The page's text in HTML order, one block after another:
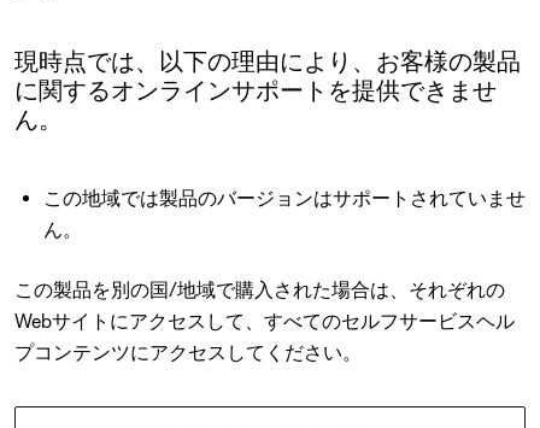
現時点では、以下の理由により、お客様の製品
に関するオンラインサポートを提供できませ
ん。
この地域では製品のバージョンはサポートされていませ
ん。
この製品を別の国/地域で購入された場合は、それぞれの
Webサイトにアクセスして、すべてのセルフサービスヘル
プコンテンツにアクセスしてください。